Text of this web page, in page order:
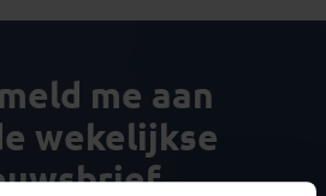
me aan
wekelijkse